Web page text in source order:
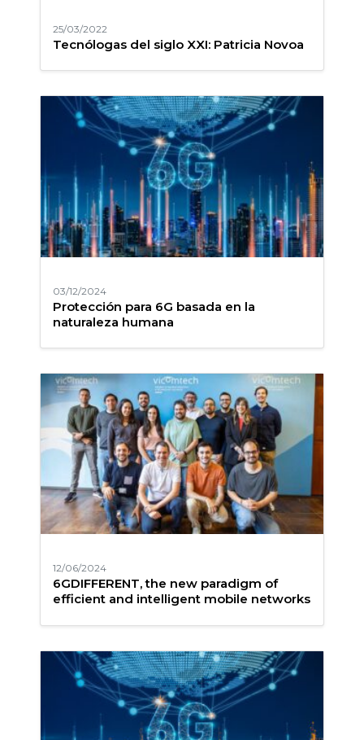
25/03/2022
Tecnólogas del siglo XXI: Patricia Novoa
03/12/2024
Protección para 6G basada en la
naturaleza humana
12/06/2024
6GDIFFERENT, the new paradigm of
efficient and intelligent mobile networks